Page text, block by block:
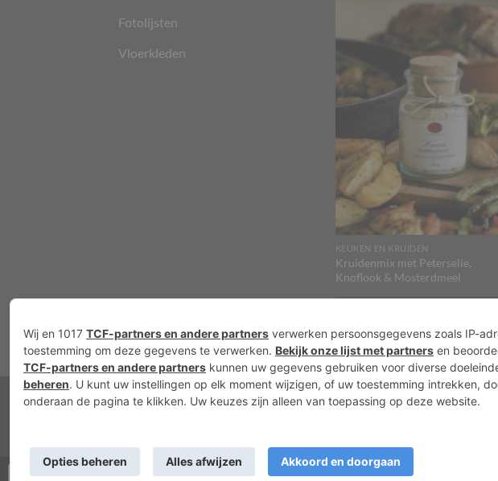
Fotolijsten
Vloerkleden
KEUKEN EN KRUIDEN
Kruidenmix met Peterselie,
Knoflook & Mosterdmeel
Nieuws Over ons